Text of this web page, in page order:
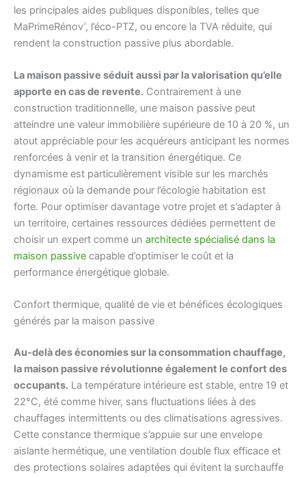
les principales aides publiques disponibles, telles que
MaPrimeRénov’, l’éco-PTZ, ou encore la TVA réduite, qui
rendent la construction passive plus abordable.
La maison passive séduit aussi par la valorisation qu’elle
apporte en cas de revente. Contrairement à une
construction traditionnelle, une maison passive peut
atteindre une valeur immobilière supérieure de 10 à 20 %, un
atout appréciable pour les acquéreurs anticipant les normes
renforcées à venir et la transition énergétique. Ce
dynamisme est particulièrement visible sur les marchés
régionaux où la demande pour l’écologie habitation est
forte. Pour optimiser davantage votre projet et s’adapter à
un territoire, certaines ressources dédiées permettent de
choisir un expert comme un architecte spécialisé dans la
maison passive capable d’optimiser le coût et la
performance énergétique globale.
Confort thermique, qualité de vie et bénéfices écologiques
générés par la maison passive
Au-delà des économies sur la consommation chauffage,
la maison passive révolutionne également le confort des
occupants. La température intérieure est stable, entre 19 et
22°C, été comme hiver, sans fluctuations liées à des
chauffages intermittents ou des climatisations agressives.
Cette constance thermique s’appuie sur une envelope
aislante hermétique, une ventilation double flux efficace et
des protections solaires adaptées qui évitent la surchauffe